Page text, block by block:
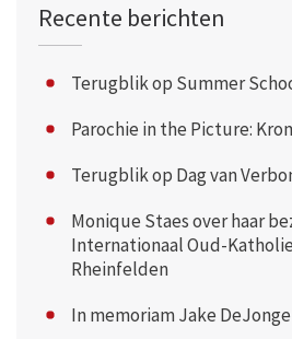
Recente berichten
Terugblik op Summer
Parochie in the Picture:
Terugblik op Dag van
Monique Staes over haar
Internationaal Oud-
Rheinfelden
In memoriam Jake DeJonge